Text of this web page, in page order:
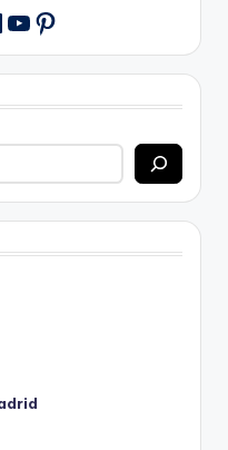
YouTube
Pinterest